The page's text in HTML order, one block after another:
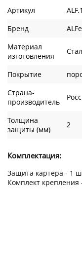
Артикул
Бренд
Материал
изготовления
Покрытие
Страна-
производитель
Толщина
защиты (мм)
2
Комплектация:
Защита картера - 1
Комплект крепления